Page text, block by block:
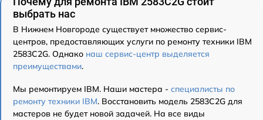
выбрать нас
В Нижнем Новгороде существует множество сервис-
центров, предоставляющих услуги по ремонту техники IBM
2583C2G. Однако наш сервис-центр выделяется
преимуществами.
Мы ремонтируем IBM. Наши мастера - специалисты по
ремонту техники IBM. Восстановить модель 2583C2G для
мастеров не будет новой задачей. На все виды